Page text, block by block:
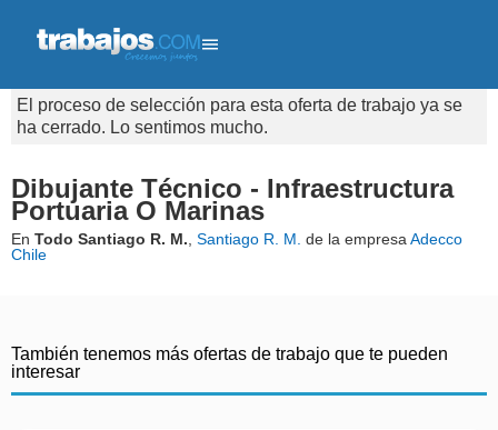
El proceso de selección para esta oferta de trabajo ya se
ha cerrado. Lo sentimos mucho.
Dibujante Técnico - Infraestructura
Portuaria O Marinas
En Todo Santiago R. M. Santiago R. M. de la empresa Adecco
Chile
También tenemos más ofertas de trabajo que te pueden
interesar